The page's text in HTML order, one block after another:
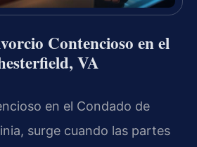
Contencioso en el
VA
en el Condado de
surge cuando las partes